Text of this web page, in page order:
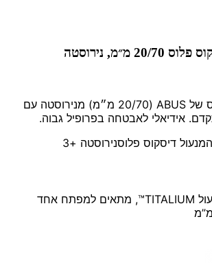
מנעול הדיסקוס פלוס של ABUS (20/70 מ״מ) מנירוסטה עם
אידיאלי לאבטחה בפרופיל גבוה.
מנעול דיסקוס פלוסנירוסטה +3
ABUS 80TI/40 מנעול TITALIUM™, מתאים למפתח אחד